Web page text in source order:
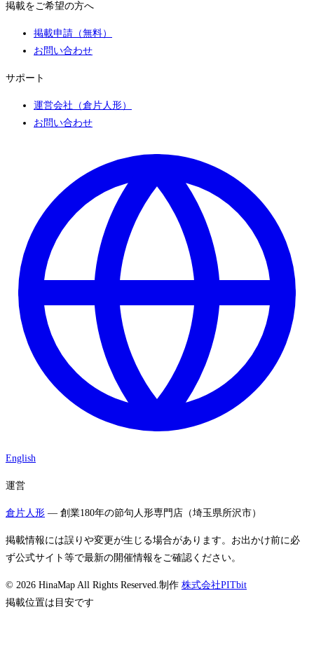
掲載をご希望の方へ
掲載申請（無料）
お問い合わせ
サポート
運営会社（倉片人形）
お問い合わせ
English
運営
倉片人形 — 創業180年の節句人形専門店（埼玉県所沢市）
掲載情報には誤りや変更が生じる場合があります。お出かけ前に必
ず公式サイト等で最新の開催情報をご確認ください。
© 2026 HinaMap All Rights Reserved.制作 株式会社PITbit
掲載位置は目安です